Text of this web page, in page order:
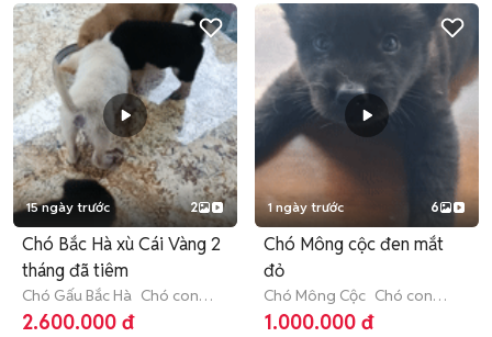
15 ngày trước 2
Chó Bắc Hà xù Cái Vàng 2
tháng đã tiêm
Chó Gấu Bắc Hà Chó con
(dưới 3 tháng tuổi)
2.600.000 đ
1 ngày trước 6
Chó Mông cộc đen mắt
đỏ
Chó Mông Cộc Chó con
(dưới 3 tháng tuổi)
1.000.000 đ